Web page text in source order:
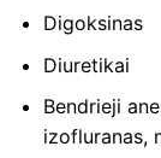
Digoksinas
Diuretikai
Bendrieji
izofluranas,